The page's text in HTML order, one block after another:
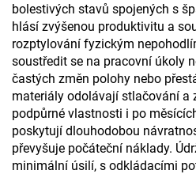
bolestivých stavů spojených s
hlásí zvýšenou produktivitu a
rozptylování fyzickým
soustředit se na pracovní úkoly
častých změn polohy nebo
materiály odolávají stlačování a
podpůrné vlastnosti i po
poskytují dlouhodobou
převyšuje počáteční náklady.
minimální úsilí, s odkládacími